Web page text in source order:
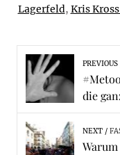
Lagerfeld, Kris
PREVIOUS
die
NEXT